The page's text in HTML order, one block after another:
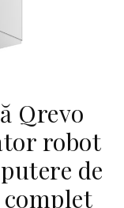
Qrevo
robot
de
complet